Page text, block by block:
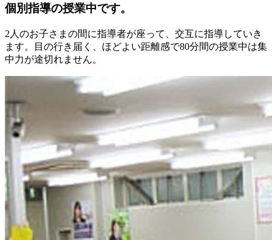
個別指導の授業中です。
2人のお子さまの間に指導者が座って、交互に指導していき
ます。目の行き届く、ほどよい距離感で80分間の授業中は集
中力が途切れません。